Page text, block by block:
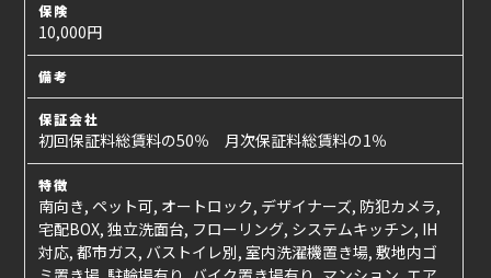
保険
10,000円
備考
保証会社
初回保証料総賃料の50％ 月次保証料総賃料の1％
特徴
南向き, ペット可, オートロック, デザイナーズ, 防犯カメラ,
宅配BOX, 独立洗面台, フローリング, システムキッチン, IH
対応, 都市ガス, バストイレ別, 室内洗濯機置き場, 敷地内ゴ